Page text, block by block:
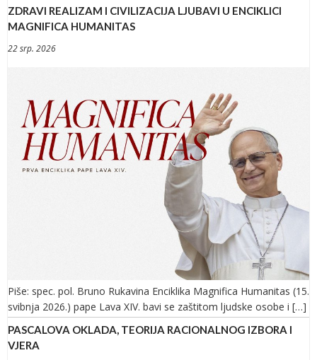
ZDRAVI REALIZAM I CIVILIZACIJA LJUBAVI U ENCIKLICI
MAGNIFICA HUMANITAS
22 srp. 2026
Piše: spec. pol. Bruno Rukavina Enciklika Magnifica Humanitas (15.
svibnja 2026.) pape Lava XIV. bavi se zaštitom ljudske osobe i […]
PASCALOVA OKLADA, TEORIJA RACIONALNOG IZBORA I
VJERA